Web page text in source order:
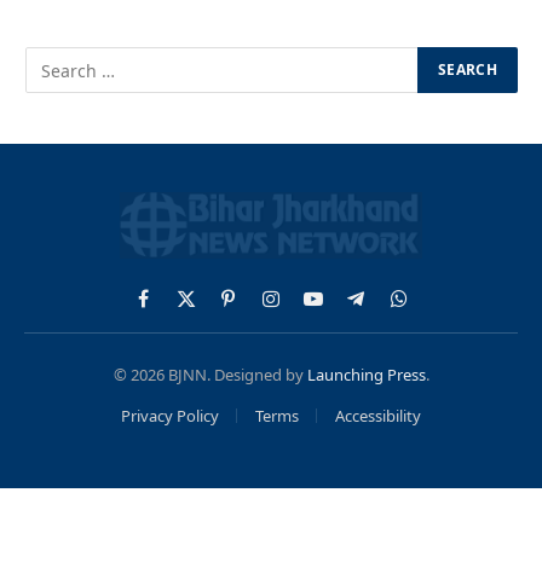
Facebook
X
(Twitter)
PinterestInstagram
YouTubeTelegramWhatsApp
© 2026 BJNN. Designed by Launching Press.
Privacy Policy
Terms Accessibility